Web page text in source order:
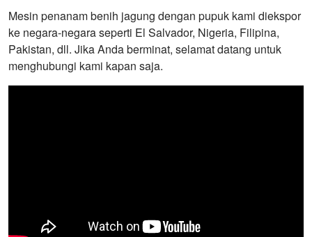
Mesin penanam benih jagung dengan pupuk kami diekspor
ke negara-negara seperti El Salvador, Nigeria, Filipina,
Pakistan, dll. Jika Anda berminat, selamat datang untuk
menghubungi kami kapan saja.